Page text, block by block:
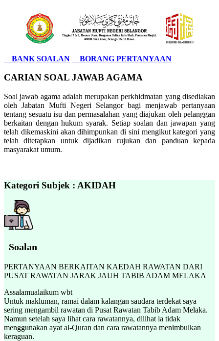
BANK SOALAN BORANG PERTANYAAN
CARIAN SOAL JAWAB AGAMA
Soal jawab agama adalah merupakan perkhidmatan yang disediakan
oleh Jabatan Mufti Negeri Selangor bagi menjawab pertanyaan
tentang sesuatu isu dan permasalahan yang diajukan oleh pelanggan
berkaitan dengan hukum syarak. Setiap soalan dan jawapan yang
telah dikemaskini akan dihimpunkan di sini mengikut kategori yang
telah ditetapkan untuk dijadikan rujukan dan panduan kepada
masyarakat umum.
Kategori Subjek : AKIDAH
Soalan
PERTANYAAN BERKAITAN KAEDAH RAWATAN DARI
PUSAT RAWATAN JARAK JAUH TABIB ADAM MELAKA
Assalamualaikum wbt
Untuk makluman, ramai dalam kalangan saudara terdekat saya
sering mengambil rawatan di Pusat Rawatan Tabib Adam Melaka.
Namun setelah saya lihat cara rawatannya, dilihat ia tidak
menggunakan ayat al-Quran dan cara rawatannya menimbulkan
keraguan.